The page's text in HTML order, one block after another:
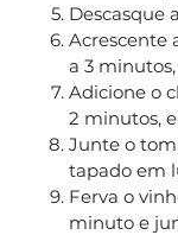
Descasque
Acrescente
a 3
Adicione o
2 minutos,
Junte o
tapado em
Ferva o
minuto e